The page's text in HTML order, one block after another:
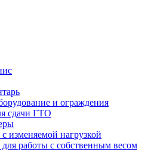
и ограждения
сдачи ГТО
изменяемой нагрузкой
работы с собственным весом